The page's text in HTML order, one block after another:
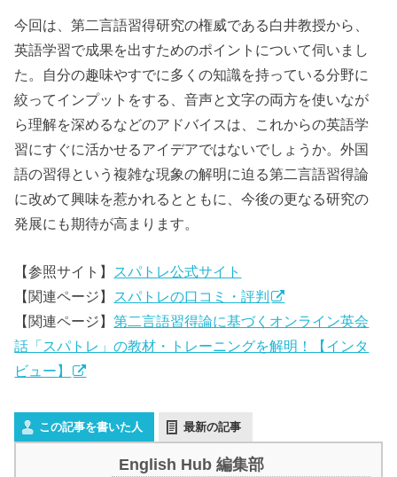
今回は、第二言語習得研究の権威である白井教授から、
英語学習で成果を出すためのポイントについて伺いまし
た。自分の趣味やすでに多くの知識を持っている分野に
絞ってインプットをする、音声と文字の両方を使いなが
ら理解を深めるなどのアドバイスは、これからの英語学
習にすぐに活かせるアイデアではないでしょうか。外国
語の習得という複雑な現象の解明に迫る第二言語習得論
に改めて興味を惹かれるとともに、今後の更なる研究の
発展にも期待が高まります。
【参照サイト】 スパトレ公式サイト
【関連ページ】 スパトレの口コミ・評判
【関連ページ】第二言語習得論に基づくオンライン英会
話「スパトレ」の教材・トレーニングを解明！【インタ
ビュー】
この記事を書いた人 最新の記事
English Hub 編集部